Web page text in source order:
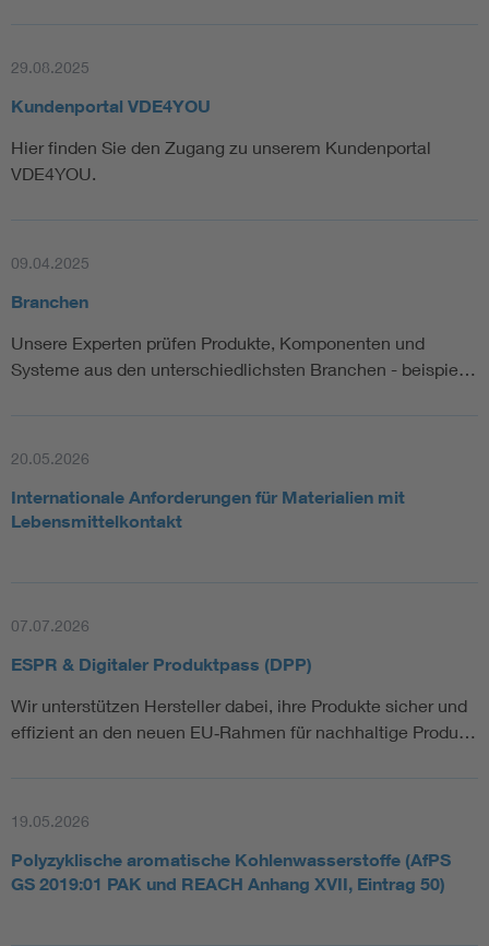
29.08.2025
Kundenportal VDE4YOU
Hier finden Sie den Zugang zu unserem Kundenportal
VDE4YOU.
09.04.2025
Branchen
Unsere Experten prüfen Produkte, Komponenten und
Systeme aus den unterschiedlichsten Branchen - beispie…
20.05.2026
Internationale Anforderungen für Materialien mit
Lebensmittelkontakt
07.07.2026
ESPR & Digitaler Produktpass (DPP)
Wir unterstützen Hersteller dabei, ihre Produkte sicher und
effizient an den neuen EU‑Rahmen für nachhaltige Produ…
19.05.2026
Polyzyklische aromatische Kohlenwasserstoffe (AfPS
GS 2019:01 PAK und REACH Anhang XVII, Eintrag 50)